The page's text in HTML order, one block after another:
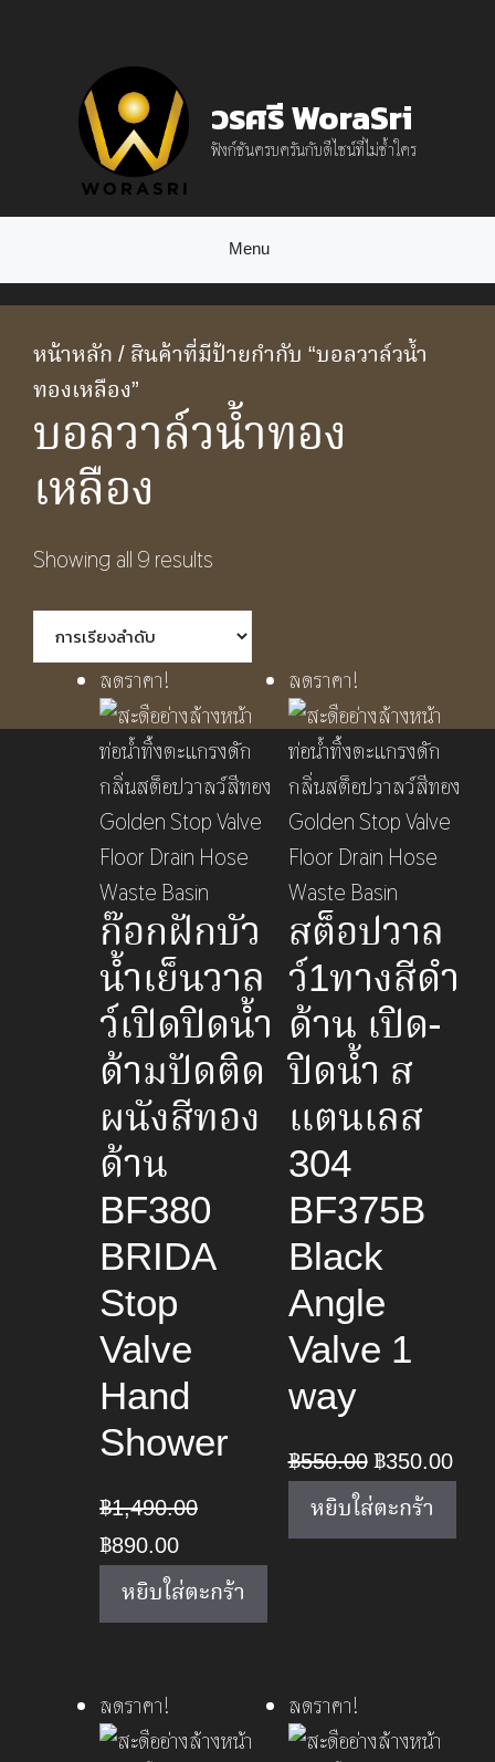
วรศรี WoraSri
ฟังก์ชันครบครันกับดีไซน์ที่ไม่ซ้ำใคร
Menu
หน้าหลัก/ สินค้าที่มีป้ายกำกับ “บอลวาล์วน้ำ
ทองเหลือง”
บอลวาล์วน้ำทอง
เหลือง
Showing all 9 results
ลดราคา!
ก๊อกฝักบัว
น้ำเย็นวาล
ว์เปิดปิดน้ำ
ด้ามปัดติด
ผนังสีทอง
ด้าน
BF380
BRIDA
Stop
Valve
Hand
Shower
฿1,490.00
Original
price
was:
฿890.00Current
price
is:
หยิบใส่ตะกร้า
ลดราคา!
สต็อปวาล
ว์1ทางสีดำ
ด้าน เปิด-
ปิดน้ำ ส
แตนเลส
304
BF375B
Black
Angle
Valve 1
way
฿550.00Original
price
was:
฿350.00
is:
หยิบใส่ตะกร้า
ลดราคา! ลดราคา!